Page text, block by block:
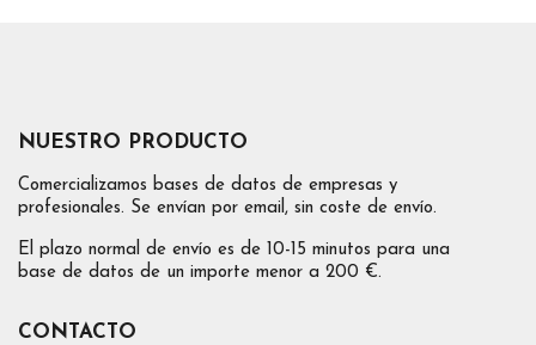
NUESTRO PRODUCTO
Comercializamos bases de datos de empresas y
profesionales. Se envían por email, sin coste de envío.
El plazo normal de envío es de 10-15 minutos para una
base de datos de un importe menor a 200 €.
CONTACTO